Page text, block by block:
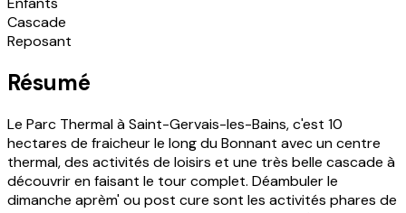
Cascade
Reposant
Résumé
Le Parc Thermal à Saint-Gervais-les-Bains, c'est 10
hectares de fraicheur le long du Bonnant avec un centre
thermal, des activités de loisirs et une très belle cascade à
découvrir en faisant le tour complet. Déambuler le
dimanche aprèm' ou post cure sont les activités phares de